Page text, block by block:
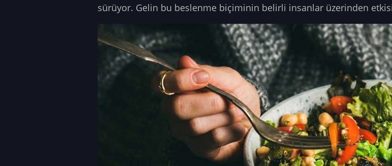
sürüyor. Gelin bu beslenme biçiminin belirli insanlar üzerinden